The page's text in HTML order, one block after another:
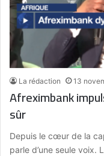
La rédaction 13
Afreximbank
sûr
Depuis le cœur de la
parle d’une seule voix.